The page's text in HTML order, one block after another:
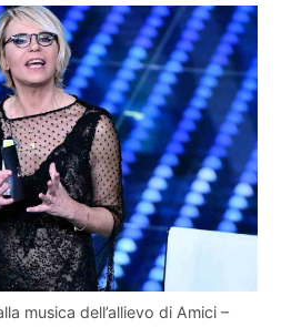
musica dell’allievo di Amici –